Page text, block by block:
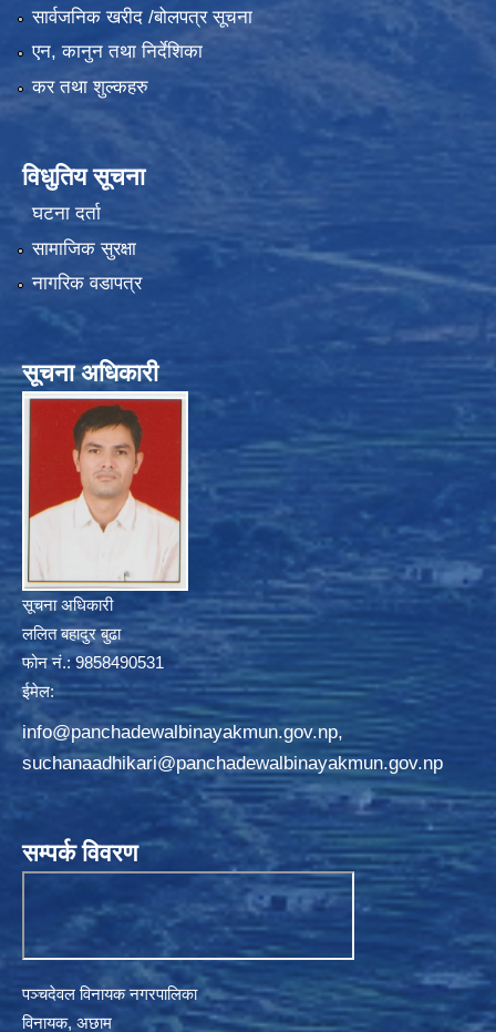
सार्वजनिक खरीद /बोलपत्र सूचना
एन, कानुन तथा निर्देशिका
कर तथा शुल्कहरु
विधुतिय सूचना
घटना दर्ता
सामाजिक सुरक्षा
नागरिक वडापत्र
सूचना अधिकारी
सूचना अधिकारी
ललित बहादुर बुढा
फोन नं.: 9858490531
ईमेल:
info@panchadewalbinayakmun.gov.np,
suchanaadhikari@panchadewalbinayakmun.gov.np
सम्पर्क विवरण
पञ्चदेवल विनायक नगरपालिका
विनायक, अछाम